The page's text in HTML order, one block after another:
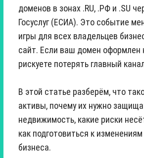
доменов в зонах .RU, .РФ и .SU
Госуслуг (ЕСИА). Это событие
игры для всех владельцев
сайт. Если ваш домен оформлен
рискуете потерять главный
В этой статье разберём, что
активы, почему их нужно
недвижимость, какие риски
как подготовиться к
бизнеса.